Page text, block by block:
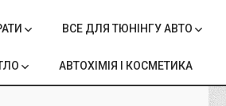
ВСЕ ДЛЯ ТЮНІНГУ АВТО
АВТОХІМІЯ І КОСМЕТИКА